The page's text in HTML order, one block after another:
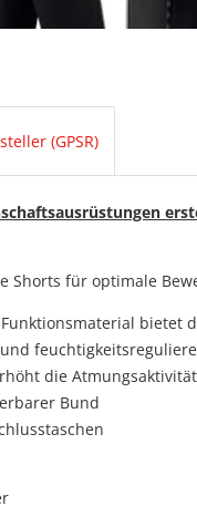
(GPSR)
Shorts für optimale
bietet
die Atmungsaktivität
Bund